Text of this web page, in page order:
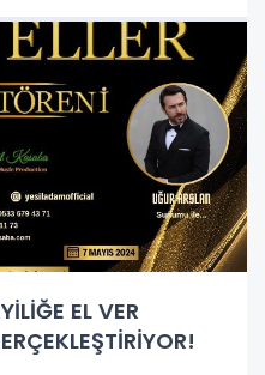
EL VER